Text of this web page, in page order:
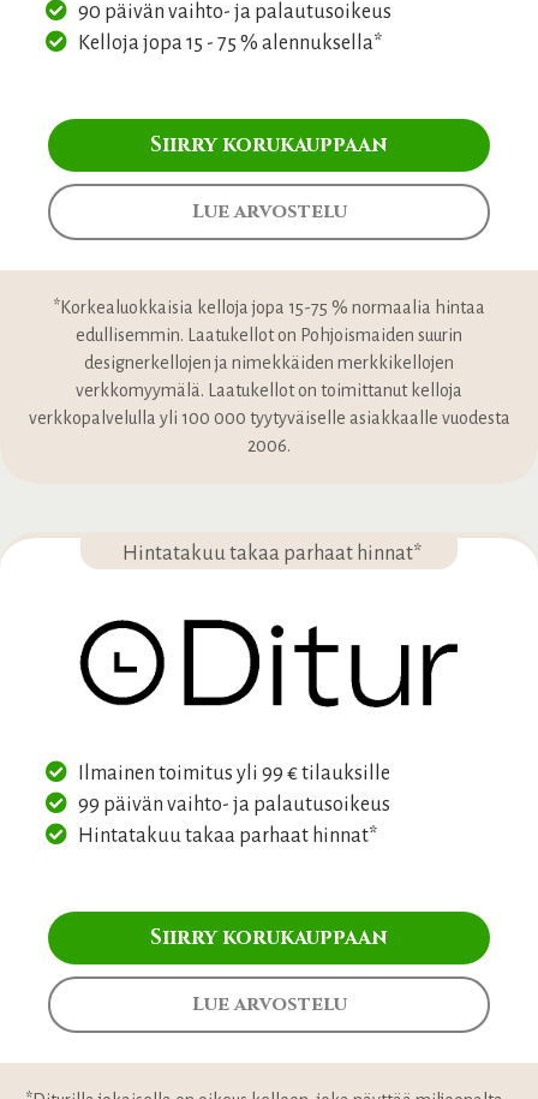
90 päivän vaihto- ja palautusoikeus
Kelloja jopa 15 - 75 % alennuksella*
Siirry korukauppaan
Lue arvostelu
*Korkealuokkaisia kelloja jopa 15-75 % normaalia hintaa
edullisemmin. Laatukellot on Pohjoismaiden suurin
designerkellojen ja nimekkäiden merkkikellojen
verkkomyymälä. Laatukellot on toimittanut kelloja
verkkopalvelulla yli 100 000 tyytyväiselle asiakkaalle vuodesta
2006.
Hintatakuu takaa parhaat hinnat*
Ilmainen toimitus yli 99 € tilauksille
99 päivän vaihto- ja palautusoikeus
Hintatakuu takaa parhaat hinnat*
Siirry korukauppaan
Lue arvostelu